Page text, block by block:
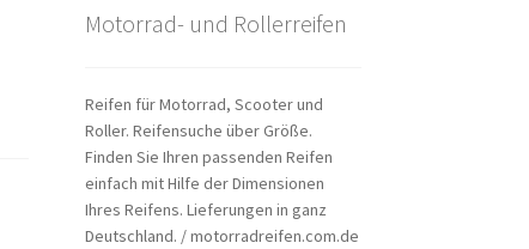
Motorrad- und Rollerreifen
Reifen für Motorrad, Scooter und
Roller. Reifensuche über Größe.
Finden Sie Ihren passenden Reifen
einfach mit Hilfe der Dimensionen
Ihres Reifens. Lieferungen in ganz
Deutschland. / motorradreifen.com.de